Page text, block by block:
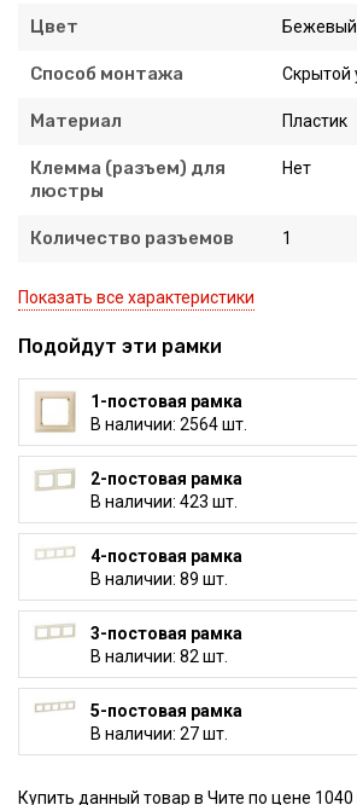
Цвет Бежевый
Способ монтажа Скрытой
Материал Пластик
Клемма (разъем) для
люстры
Нет
Количество разъемов 1
Показать все характеристики
Подойдут эти рамки
1-постовая рамка
В наличии: 2564 шт.
2-постовая рамка
В наличии: 423 шт.
4-постовая рамка
В наличии: 89 шт.
3-постовая рамка
В наличии: 82 шт.
5-постовая рамка
В наличии: 27 шт.
Купить данный товар в Чите по цене 1040